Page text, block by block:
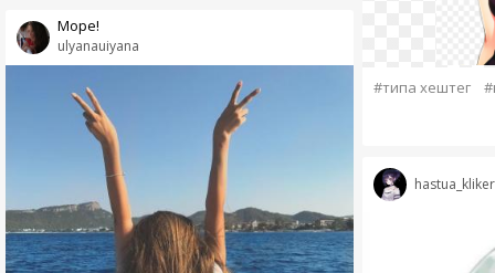
ulyanauiyana
Море!
#типа хештег
hastua_kliker